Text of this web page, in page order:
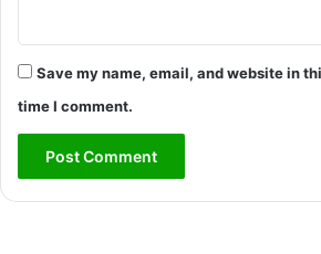
Save my name, email, and website in
time I comment.